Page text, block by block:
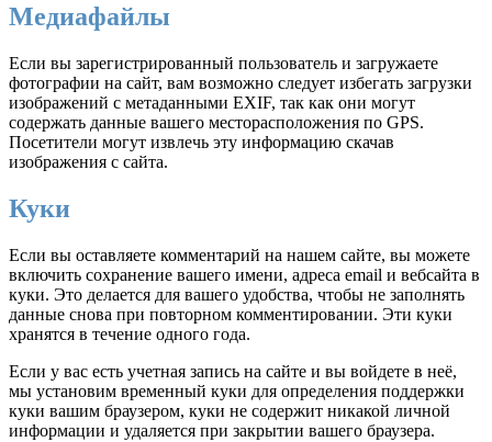
Медиафайлы
Если вы зарегистрированный пользователь и загружаете
фотографии на сайт, вам возможно следует избегать загрузки
изображений с метаданными EXIF, так как они могут
содержать данные вашего месторасположения по GPS.
Посетители могут извлечь эту информацию скачав
изображения с сайта.
Куки
Если вы оставляете комментарий на нашем сайте, вы можете
включить сохранение вашего имени, адреса email и вебсайта в
куки. Это делается для вашего удобства, чтобы не заполнять
данные снова при повторном комментировании. Эти куки
хранятся в течение одного года.
Если у вас есть учетная запись на сайте и вы войдете в неё,
мы установим временный куки для определения поддержки
куки вашим браузером, куки не содержит никакой личной
информации и удаляется при закрытии вашего браузера.